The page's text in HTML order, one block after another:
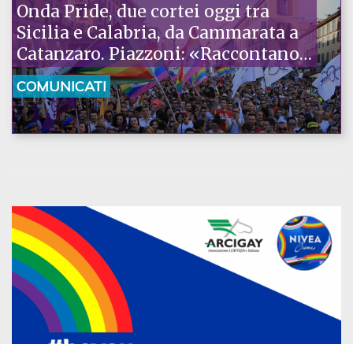
Onda Pride, due cortei oggi tra
Sicilia e Calabria, da Cammarata a
Catanzaro. Piazzoni: «Raccontano
la nostra ostinazione»
COMUNICATI